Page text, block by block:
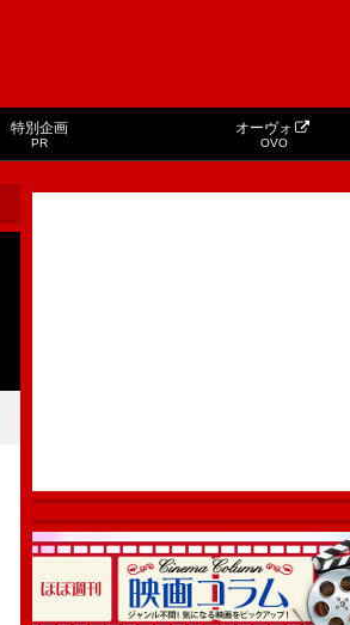
特別企画
PR
オーヴォ
OVO